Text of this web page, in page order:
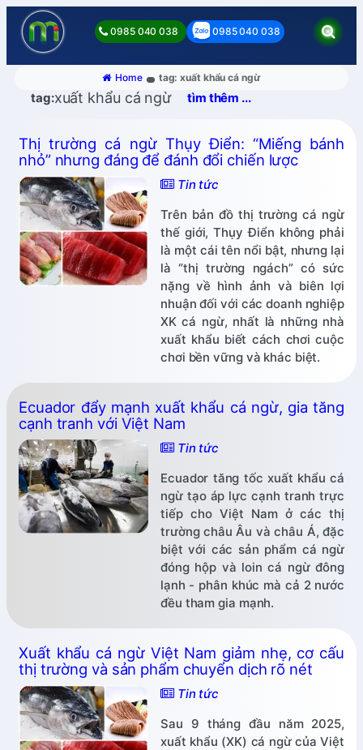
0985 040 038 0985 040 038
Home tag: xuất khẩu cá ngừ
tag:xuất khẩu cá ngừ tìm thêm ...
Thị trường cá ngừ Thụy Điển: “Miếng bánh
nhỏ” nhưng đáng để đánh đổi chiến lược
Tin tức
Trên bản đồ thị trường cá ngừ
thế giới, Thụy Điển không phải
là một cái tên nổi bật, nhưng lại
là “thị trường ngách” có sức
nặng về hình ảnh và biên lợi
nhuận đối với các doanh nghiệp
XK cá ngừ, nhất là những nhà
xuất khẩu biết cách chơi cuộc
chơi bền vững và khác biệt.
Ecuador đẩy mạnh xuất khẩu cá ngừ, gia tăng
cạnh tranh với Việt Nam
Tin tức
Ecuador tăng tốc xuất khẩu cá
ngừ tạo áp lực cạnh tranh trực
tiếp cho Việt Nam ở các thị
trường châu Âu và châu Á, đặc
biệt với các sản phẩm cá ngừ
đóng hộp và loin cá ngừ đông
lạnh - phân khúc mà cả 2 nước
đều tham gia mạnh.
Xuất khẩu cá ngừ Việt Nam giảm nhẹ, cơ cấu
thị trường và sản phẩm chuyển dịch rõ nét
Tin tức
Sau 9 tháng đầu năm 2025,
xuất khẩu (XK) cá ngừ của Việt